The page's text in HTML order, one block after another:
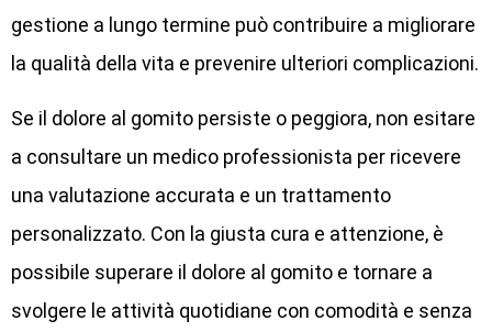
gestione a lungo termine può contribuire a migliorare
la qualità della vita e prevenire ulteriori complicazioni.
Se il dolore al gomito persiste o peggiora, non esitare
a consultare un medico professionista per ricevere
una valutazione accurata e un trattamento
personalizzato. Con la giusta cura e attenzione, è
possibile superare il dolore al gomito e tornare a
svolgere le attività quotidiane con comodità e senza